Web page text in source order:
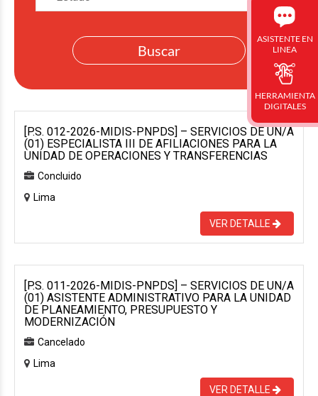
[P.S. 012-2026-MIDIS-PNPDS] – SERVICIOS DE UN/A
(01) ESPECIALISTA III DE AFILIACIONES PARA LA
UNIDAD DE OPERACIONES Y TRANSFERENCIAS
Concluido
Lima
VER DETALLE
[P.S. 011-2026-MIDIS-PNPDS] – SERVICIOS DE UN/A
(01) ASISTENTE ADMINISTRATIVO PARA LA UNIDAD
DE PLANEAMIENTO, PRESUPUESTO Y
MODERNIZACIÓN
Cancelado
Lima
VER DETALLE
ASISTENTE EN
LINEA
HERRAMIENTA
DIGITALES